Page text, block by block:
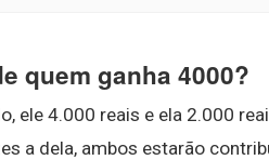
quem ganha 4000?
ele 4.000 reais e ela 2.000
a dela, ambos estarão